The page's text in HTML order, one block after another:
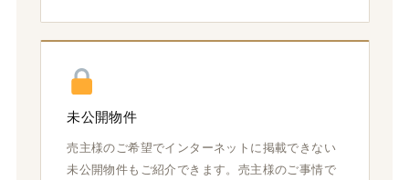
未公開物件
売主様のご希望でインターネットに掲載できない
未公開物件もご紹介できます。売主様のご事情で